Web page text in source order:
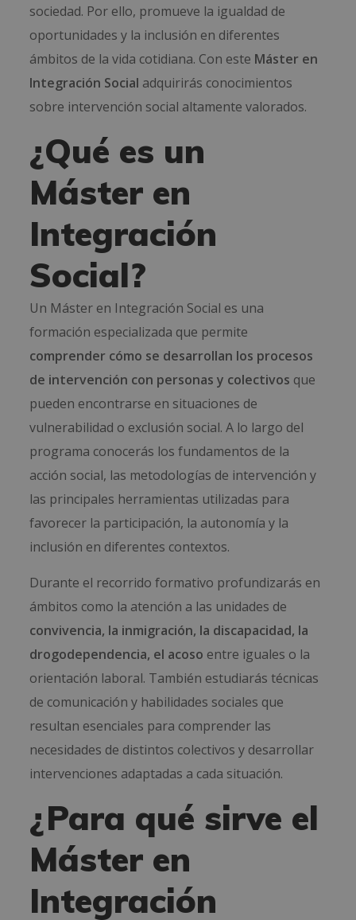
sociedad. Por ello, promueve la igualdad de
oportunidades y la inclusión en diferentes
ámbitos de la vida cotidiana. Con este Máster en
Integración Social adquirirás conocimientos
sobre intervención social altamente valorados.
¿Qué es un
Máster en
Integración
Social?
Un Máster en Integración Social es una
formación especializada que permite
comprender cómo se desarrollan los procesos
de intervención con personas y colectivos que
pueden encontrarse en situaciones de
vulnerabilidad o exclusión social. A lo largo del
programa conocerás los fundamentos de la
acción social, las metodologías de intervención y
las principales herramientas utilizadas para
favorecer la participación, la autonomía y la
inclusión en diferentes contextos.
Durante el recorrido formativo profundizarás en
ámbitos como la atención a las unidades de
convivencia, la inmigración, la discapacidad, la
drogodependencia, el acoso entre iguales o la
orientación laboral. También estudiarás técnicas
de comunicación y habilidades sociales que
resultan esenciales para comprender las
necesidades de distintos colectivos y desarrollar
intervenciones adaptadas a cada situación.
¿Para qué sirve el
Máster en
Integración